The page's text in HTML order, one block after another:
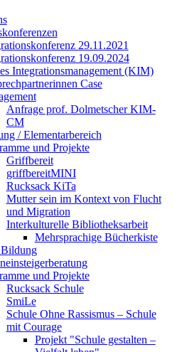
29.11.2021
19.09.2024
Integrationsmanagement (KIM)
Case
Anfrage prof. Dolmetscher KIM-
CM
/ Elementarbereich
und Projekte
Griffbereit
griffbereitMINI
Rucksack KiTa
Mutter sein im Kontext von Flucht
und Migration
Interkulturelle Bibliotheksarbeit
Mehrsprachige Bücherkiste
und Projekte
Rucksack Schule
SmiLe
Schule Ohne Rassismus – Schule
mit Courage
Projekt "Schule gestalten –